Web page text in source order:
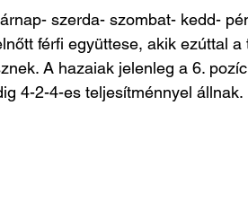
szerda- szombat- kedd-
férfi együttese, akik ezúttal
A hazaiak jelenleg a 6.
4-2-4-es teljesítménnyel állnak.